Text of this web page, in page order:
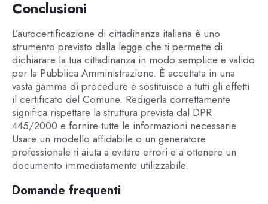
Conclusioni
L’autocertificazione di cittadinanza italiana è uno
strumento previsto dalla legge che ti permette di
dichiarare la tua cittadinanza in modo semplice e valido
per la Pubblica Amministrazione. È accettata in una
vasta gamma di procedure e sostituisce a tutti gli effetti
il certificato del Comune. Redigerla correttamente
significa rispettare la struttura prevista dal DPR
445/2000 e fornire tutte le informazioni necessarie.
Usare un modello affidabile o un generatore
professionale ti aiuta a evitare errori e a ottenere un
documento immediatamente utilizzabile.
Domande frequenti